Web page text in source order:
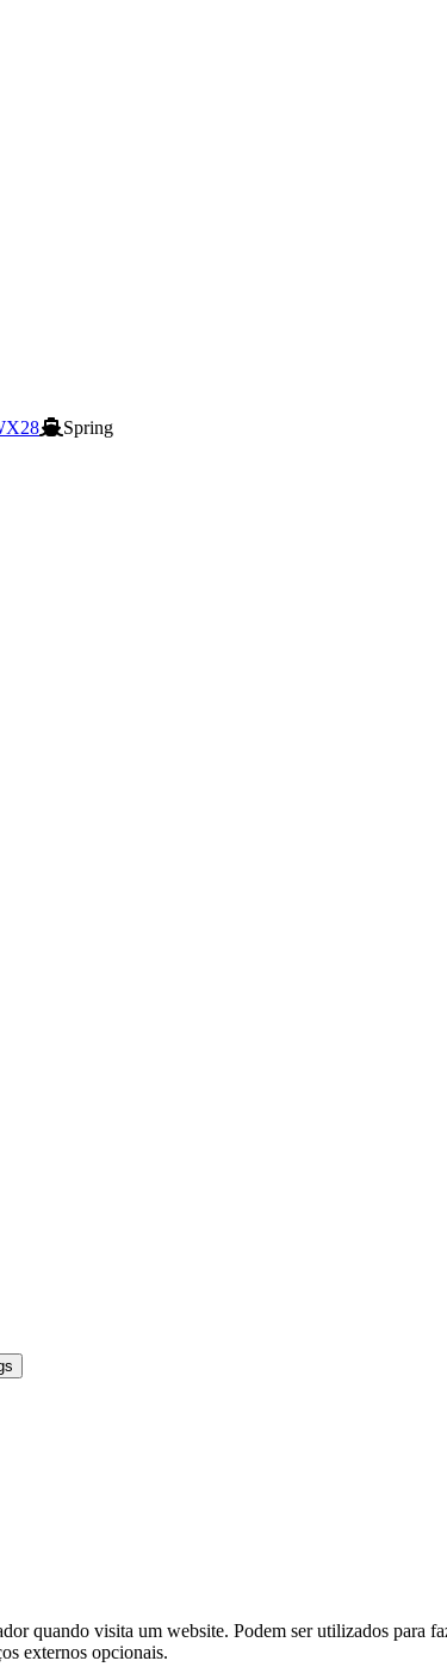
Spring
quando visita um website. Podem ser utilizados para
externos opcionais.